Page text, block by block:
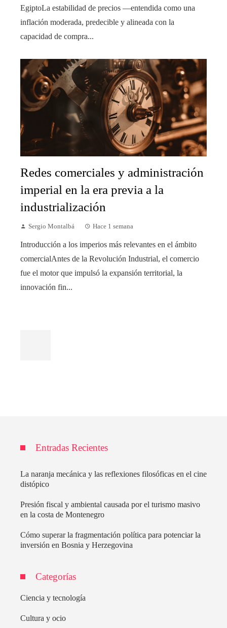
EgiptoLa estabilidad de precios —entendida como una
inflación moderada, predecible y alineada con la
capacidad de compra...
Redes comerciales y administración
imperial en la era previa a la
industrialización
Sergio Montalbá Hace 1 semana
Introducción a los imperios más relevantes en el ámbito
comercialAntes de la Revolución Industrial, el comercio
fue el motor que impulsó la expansión territorial, la
innovación fin...
Entradas Recientes
La naranja mecánica y las reflexiones filosóficas en el cine
distópico
Presión fiscal y ambiental causada por el turismo masivo
en la costa de Montenegro
Cómo superar la fragmentación política para potenciar la
inversión en Bosnia y Herzegovina
Categorías
Ciencia y tecnología
Cultura y ocio